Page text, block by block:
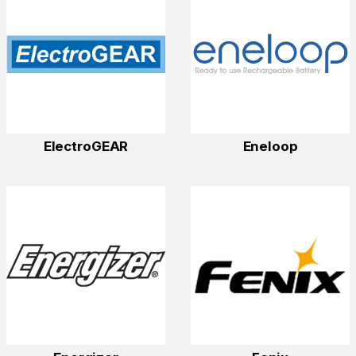
ElectroGEAR Eneloop